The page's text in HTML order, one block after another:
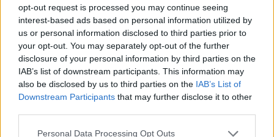
opt-out request is processed you may continue seeing
interest-based ads based on personal information utilized by
us or personal information disclosed to third parties prior to
your opt-out. You may separately opt-out of the further
disclosure of your personal information by third parties on the
IAB’s list of downstream participants. This information may
also be disclosed by us to third parties on the IAB’s List of
Downstream Participants that may further disclose it to other
Personal Data Processing Opt Outs
ΜΕΛΕΤΕΣ
Καρκίνος του μαστού: Νέα δεδομένα για
την καταστολή της ωοθηκικής
λειτουργίας